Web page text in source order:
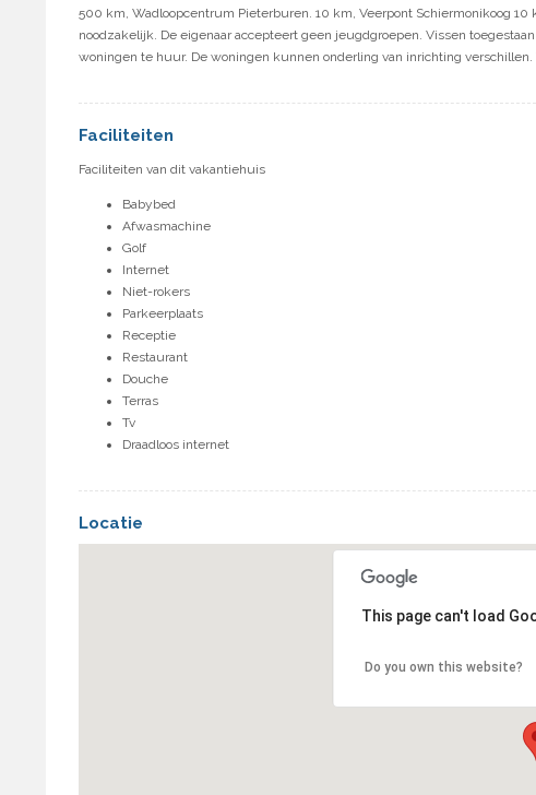
500 km, Wadloopcentrum Pieterburen. 10 km, Veerpont Schiermonikoog
noodzakelijk. De eigenaar accepteert geen jeugdgroepen. Vissen
woningen te huur. De woningen kunnen onderling van inrichting
Faciliteiten
Faciliteiten van dit vakantiehuis
Babybed
Afwasmachine
Golf
Internet
Niet-rokers
Parkeerplaats
Receptie
Restaurant
Douche
Terras
Tv
Draadloos internet
Locatie
This page can't load
Do you own this website?